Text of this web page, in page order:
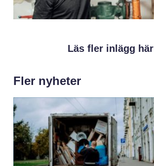
Läs fler inlägg här
Fler nyheter